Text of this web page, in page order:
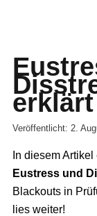
erklärt
Veröffentlicht: 2.
In diesem Artikel
Eustress und
Blackouts in
lies weiter!